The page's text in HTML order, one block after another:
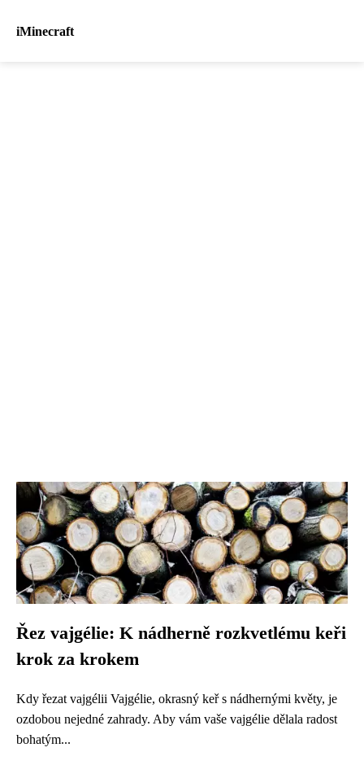
iMinecraft
Řez vajgélie: K nádherně rozkvetlému keři
krok za krokem
Kdy řezat vajgélii Vajgélie, okrasný keř s nádhernými květy, je
ozdobou nejedné zahrady. Aby vám vaše vajgélie dělala radost
bohatým...